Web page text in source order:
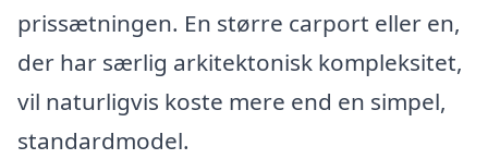
prissætningen. En større carport eller en,
der har særlig arkitektonisk kompleksitet,
vil naturligvis koste mere end en simpel,
standardmodel.